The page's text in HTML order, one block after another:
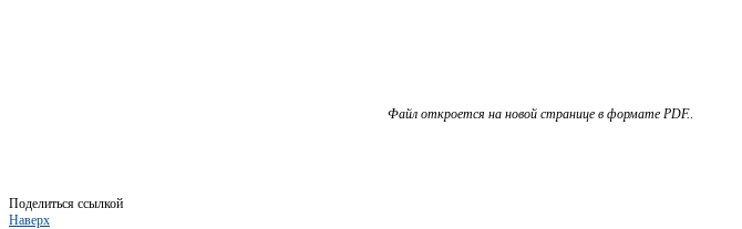
Файл откроется на новой странице в формате PDF.
Поделиться ссылкой
Наверх